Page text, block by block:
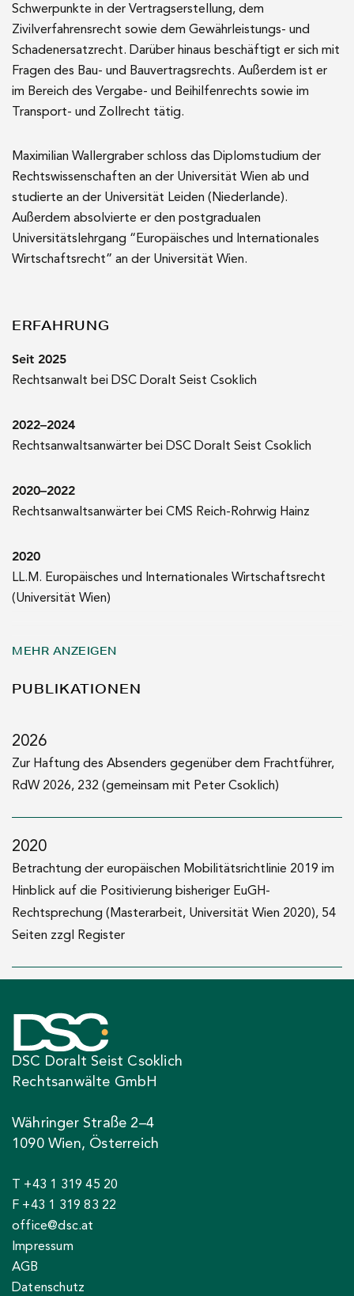
Schwerpunkte in der Vertragserstellung, dem
Zivilverfahrensrecht sowie dem Gewährleistungs- und
Schadenersatzrecht. Darüber hinaus beschäftigt er sich mit
Fragen des Bau- und Bauvertragsrechts. Außerdem ist er
im Bereich des Vergabe- und Beihilfenrechts sowie im
Transport- und Zollrecht tätig.
Maximilian Wallergraber schloss das Diplomstudium der
Rechtswissenschaften an der Universität Wien ab und
studierte an der Universität Leiden (Niederlande).
Außerdem absolvierte er den postgradualen
Universitätslehrgang “Europäisches und Internationales
Wirtschaftsrecht” an der Universität Wien.
ERFAHRUNG
Seit 2025
Rechtsanwalt bei DSC Doralt Seist Csoklich
2022–2024
Rechtsanwaltsanwärter bei DSC Doralt Seist Csoklich
2020–2022
Rechtsanwaltsanwärter bei CMS Reich-Rohrwig Hainz
2020
LL.M. Europäisches und Internationales Wirtschaftsrecht
(Universität Wien)
Auslandsstudienaufenthalt (Erasmus, Universität Leiden,
Niederlande)
MEHR ANZEIGEN
PUBLIKATIONEN
2026
Zur Haftung des Absenders gegenüber dem Frachtführer,
RdW 2026, 232 (gemeinsam mit Peter Csoklich)
2020
Betrachtung der europäischen Mobilitätsrichtlinie 2019 im
Hinblick auf die Positivierung bisheriger EuGH-
Rechtsprechung (Masterarbeit, Universität Wien 2020), 54
Seiten zzgl Register
DSC Doralt Seist Csoklich
Rechtsanwälte GmbH
Währinger Straße 2–4
1090 Wien, Österreich
T +43 1 319 45 20
F +43 1 319 83 22
office@dsc.at
Impressum
AGB
Datenschutz